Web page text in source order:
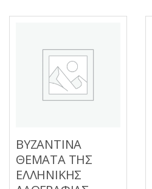
ΒΥΖΑΝΤΙΝΑ
ΘΕΜΑΤΑ ΤΗΣ
ΕΛΛΗΝΙΚΗΣ